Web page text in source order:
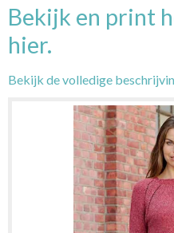
Bekijk en print
hier.
Bekijk de volledige